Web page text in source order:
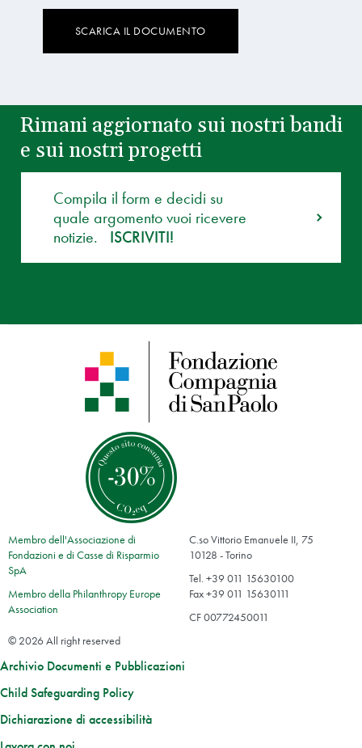
SCARICA IL DOCUMENTO
Rimani aggiornato sui nostri bandi
e sui nostri progetti
Compila il form e decidi su
quale argomento vuoi ricevere
notizie.
ISCRIVITI!
Membro dell'Associazione di
Fondazioni e di Casse di Risparmio
SpA
Membro della Philanthropy Europe
Association
C.so Vittorio Emanuele II, 75
10128 - Torino
Tel. +39 011 15630100
Fax +39 011 15630111
CF 00772450011
© 2026 All right reserved
Archivio Documenti e Pubblicazioni
Child Safeguarding Policy
Dichiarazione di accessibilità